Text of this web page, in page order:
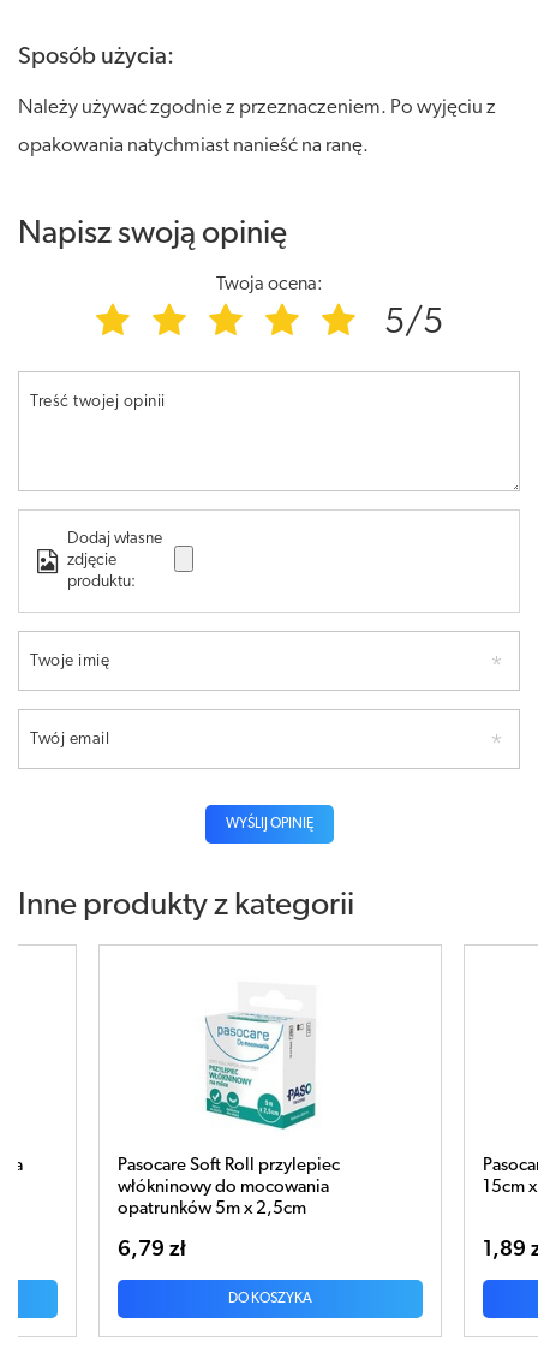
Sposób użycia:
Należy używać zgodnie z przeznaczeniem. Po wyjęciu z
opakowania natychmiast nanieść na ranę.
Napisz swoją opinię
Twoja ocena:
5/5
Treść twojej opinii
Dodaj własne
zdjęcie
produktu:
Twoje imię
Twój email
WYŚLIJ OPINIĘ
Inne produkty z kategorii
przylepiec
Pasocare Plaster opatrunkowy jałowy
15cm x 8cm x 1 sztuka